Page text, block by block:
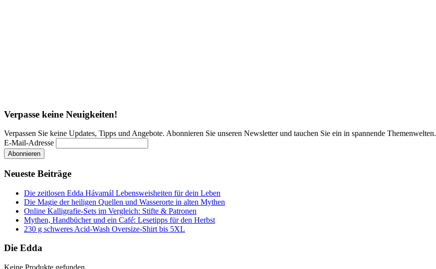
Verpasse keine Neuigkeiten!
Verpassen Sie keine Updates, Tipps und Angebote. Abonnieren Sie unseren Newsletter und tauchen Sie ein in spannende Themenwelten.
E-Mail-Adresse
Neueste Beiträge
Die zeitlosen Edda Hávamál Lebensweisheiten für dein Leben
Die Magie der heiligen Quellen und Wasserorte in alten Mythen
Online Kalligrafie‑Sets im Vergleich: Stifte & Patronen
Mythen, Handbücher und ein Café: Lesetipps für den Herbst
230 g schweres Acid-Wash Oversize-Shirt bis 5XL
Die Edda